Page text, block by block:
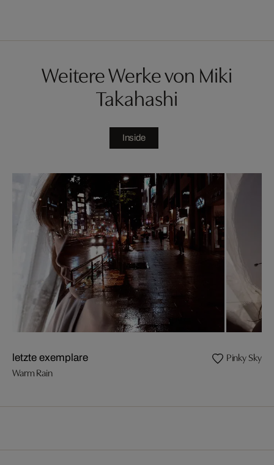
Weitere Werke von Miki
Takahashi
Inside
letzte exemplare
Warm Rain
Pinky Sky